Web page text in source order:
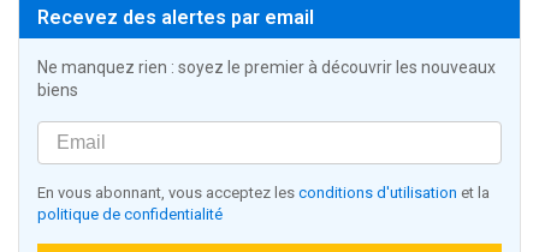
Recevez des alertes par email
Ne manquez rien : soyez le premier à découvrir les nouveaux
biens
En vous abonnant, vous acceptez les conditions d'utilisation et la
politique de confidentialité